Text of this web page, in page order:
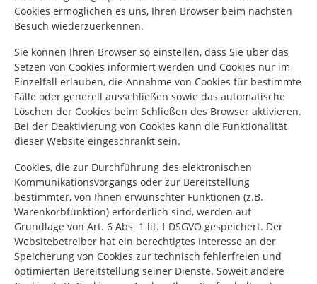
Cookies ermöglichen es uns, Ihren Browser beim nächsten
Besuch wiederzuerkennen.
Sie können Ihren Browser so einstellen, dass Sie über das
Setzen von Cookies informiert werden und Cookies nur im
Einzelfall erlauben, die Annahme von Cookies für bestimmte
Fälle oder generell ausschließen sowie das automatische
Löschen der Cookies beim Schließen des Browser aktivieren.
Bei der Deaktivierung von Cookies kann die Funktionalität
dieser Website eingeschränkt sein.
Cookies, die zur Durchführung des elektronischen
Kommunikationsvorgangs oder zur Bereitstellung
bestimmter, von Ihnen erwünschter Funktionen (z.B.
Warenkorbfunktion) erforderlich sind, werden auf
Grundlage von Art. 6 Abs. 1 lit. f DSGVO gespeichert. Der
Websitebetreiber hat ein berechtigtes Interesse an der
Speicherung von Cookies zur technisch fehlerfreien und
optimierten Bereitstellung seiner Dienste. Soweit andere